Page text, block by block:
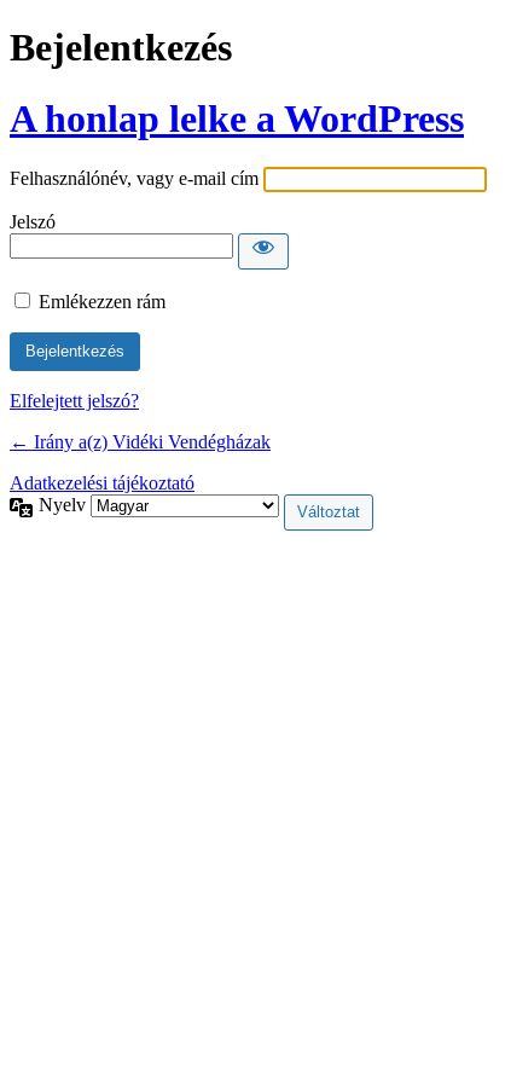
Bejelentkezés
A honlap lelke a WordPress
Felhasználónév, vagy e-mail cím
Jelszó
Emlékezzen rám
Elfelejtett jelszó?
← Irány a(z) Vidéki Vendégházak
Adatkezelési tájékoztató
Nyelv